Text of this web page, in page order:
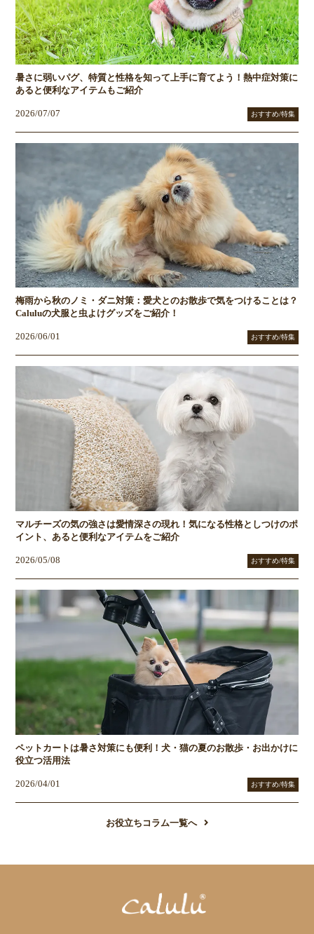
暑さに弱いパグ、特質と性格を知って上手に育てよう！熱中症対策に
あると便利なアイテムもご紹介
2026/07/07 おすすめ/特集
梅雨から秋のノミ・ダニ対策：愛犬とのお散歩で気をつけることは？
Caluluの犬服と虫よけグッズをご紹介！
2026/06/01 おすすめ/特集
マルチーズの気の強さは愛情深さの現れ！気になる性格としつけのポ
イント、あると便利なアイテムをご紹介
2026/05/08 おすすめ/特集
ペットカートは暑さ対策にも便利！犬・猫の夏のお散歩・お出かけに
役立つ活用法
2026/04/01 おすすめ/特集
お役立ちコラム一覧へ